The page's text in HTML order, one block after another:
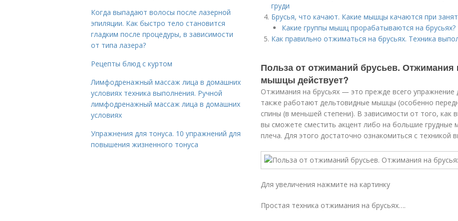
груди
Брусья, что качают. Какие мышцы качаются при
Какие группы мышц прорабатываются на брусьях?
Как правильно отжиматься на брусьях. Техника
Польза от отжиманий брусьев. Отжимания
мышцы действует?
Отжимания на брусьях — это прежде всего упражнение
также работают дельтовидные мышцы (особенно
спины (в меньшей степени). В зависимости от того, как
вы сможете сместить акцент либо на большие
плеча. Для этого достаточно ознакомиться с техникой
Для увеличения нажмите на картинку
Простая техника отжимания на брусьях….
Когда выпадают волосы после лазерной
эпиляции. Как быстро тело становится
гладким после процедуры, в зависимости
от типа лазера?
Рецепты блюд с куртом
Лимфодренажный массаж лица в домашних
условиях техника выполнения. Ручной
лимфодренажный массаж лица в домашних
условиях
Упражнения для тонуса. 10 упражнений для
повышения жизненного тонуса